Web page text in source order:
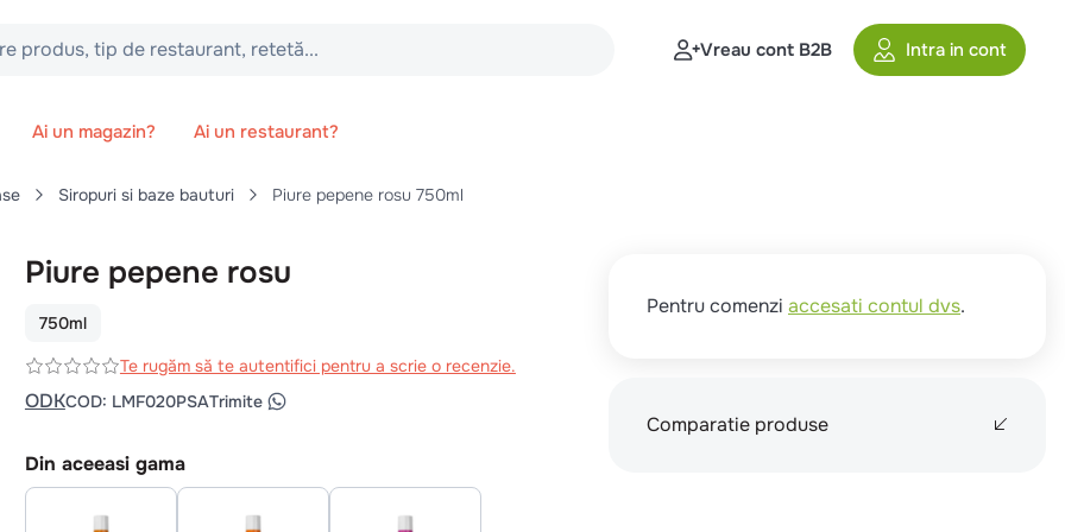
tip de restaurant, retetă...
Vreau cont B2B Intra in cont
Ai un magazin? Ai un restaurant?
Siropuri si baze bauturi Piure pepene rosu 750ml
Piure pepene rosu
750ml
Te rugăm să te autentifici pentru a scrie o recenzie.
ODKCOD: LMF020PSATrimite
Din aceeasi gama
Pentru comenzi accesati contul dvs.
Comparatie produse